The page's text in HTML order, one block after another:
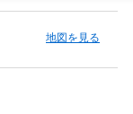
地図を見る